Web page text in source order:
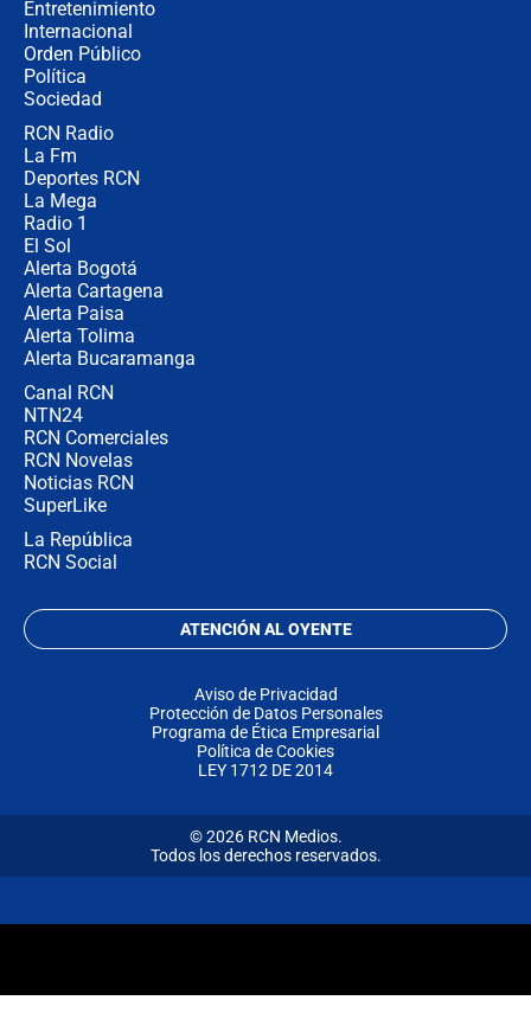
Entretenimiento
Internacional
Orden Público
Política
Sociedad
RCN Radio
La Fm
Deportes RCN
La Mega
Radio 1
El Sol
Alerta Bogotá
Alerta Cartagena
Alerta Paisa
Alerta Tolima
Alerta Bucaramanga
Canal RCN
NTN24
RCN Comerciales
RCN Novelas
Noticias RCN
SuperLike
La República
RCN Social
ATENCIÓN AL OYENTE
Aviso de Privacidad
Protección de Datos Personales
Programa de Ética Empresarial
Política de Cookies
LEY 1712 DE 2014
© 2026 RCN Medios.
Todos los derechos reservados.